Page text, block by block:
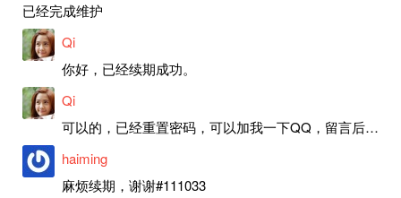
已经完成维护
Qi
你好，已经续期成功。
Qi
可以的，已经重置密码，可以加我一下QQ，留言后我就发密码给你。
haiming
麻烦续期，谢谢#111033